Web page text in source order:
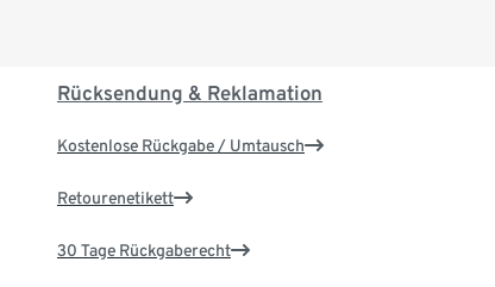
Rücksendung & Reklamation
Kostenlose Rückgabe / Umtausch
Retourenetikett
30 Tage Rückgaberecht